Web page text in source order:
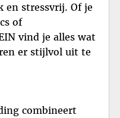
en stressvrij. Of je
of
vind je alles wat
er stijlvol uit te
combineert